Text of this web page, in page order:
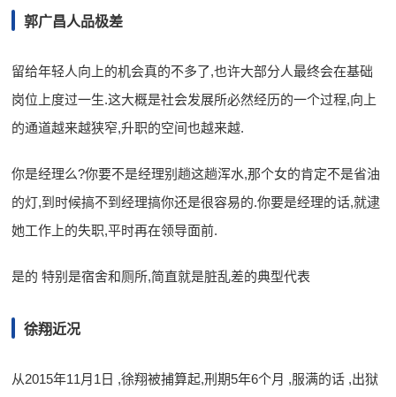
郭广昌人品极差
留给年轻人向上的机会真的不多了,也许大部分人最终会在基础
岗位上度过一生.这大概是社会发展所必然经历的一个过程,向上
的通道越来越狭窄,升职的空间也越来越.
你是经理么?你要不是经理别趟这趟浑水,那个女的肯定不是省油
的灯,到时候搞不到经理搞你还是很容易的.你要是经理的话,就逮
她工作上的失职,平时再在领导面前.
是的 特别是宿舍和厕所,简直就是脏乱差的典型代表
徐翔近况
从2015年11月1日 ,徐翔被捕算起,刑期5年6个月 ,服满的话 ,出狱